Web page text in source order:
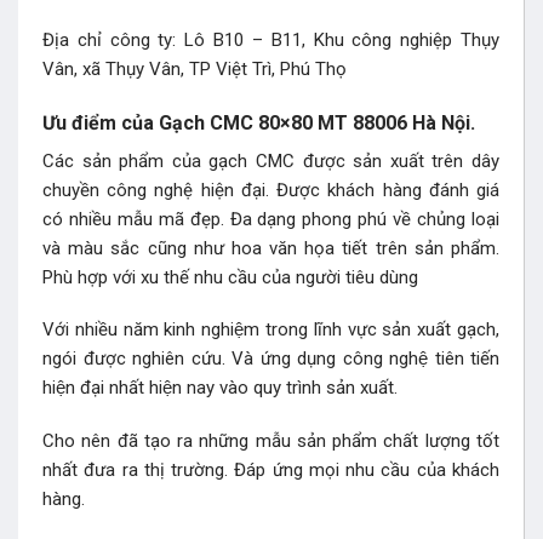
Địa chỉ công ty: Lô B10 – B11, Khu công nghiệp Thụy
Vân, xã Thụy Vân, TP Việt Trì, Phú Thọ
Ưu điểm của Gạch CMC 80×80 MT 88006 Hà Nội.
Các sản phẩm của gạch CMC được sản xuất trên dây
chuyền công nghệ hiện đại. Được khách hàng đánh giá
có nhiều mẫu mã đẹp. Đa dạng phong phú về chủng loại
và màu sắc cũng như hoa văn họa tiết trên sản phẩm.
Phù hợp với xu thế nhu cầu của người tiêu dùng
Với nhiều năm kinh nghiệm trong lĩnh vực sản xuất gạch,
ngói được nghiên cứu. Và ứng dụng công nghệ tiên tiến
hiện đại nhất hiện nay vào quy trình sản xuất.
Cho nên đã tạo ra những mẫu sản phẩm chất lượng tốt
nhất đưa ra thị trường. Đáp ứng mọi nhu cầu của khách
hàng.